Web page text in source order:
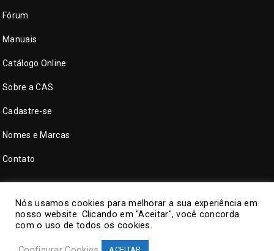
Fórum
Manuais
Catálogo Online
Sobre a CAS
Cadastre-se
Nomes e Marcas
Contato
Nós usamos cookies para melhorar a sua experiência em
nosso website. Clicando em "Aceitar", você concorda
com o uso de todos os cookies.